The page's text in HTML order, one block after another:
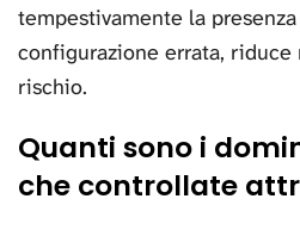
tempestivamente la
configurazione errata,
rischio.
Quanti sono i
che controllate